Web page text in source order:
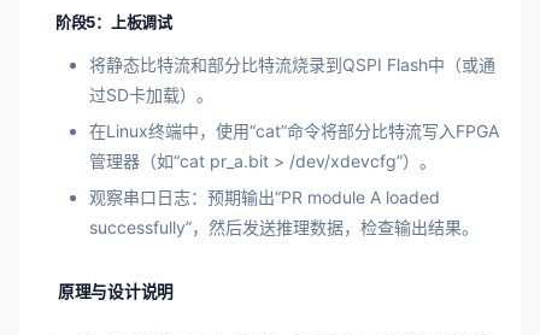
阶段5：上板调试
将静态比特流和部分比特流烧录到QSPI Flash中（或通
过SD卡加载）。
在Linux终端中，使用“cat”命令将部分比特流写入FPGA
管理器（如“cat pr_a.bit > /dev/xdevcfg”）。
观察串口日志：预期输出“PR module A loaded
successfully”，然后发送推理数据，检查输出结果。
原理与设计说明